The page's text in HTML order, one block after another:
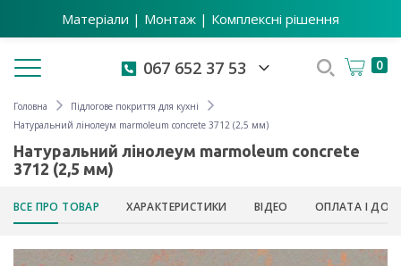
Матеріали | Монтаж | Комплексні рішення
Toggle navigation 067 652 37 53 0
Головна
Підлогове покриття для кухні
Натуральний лінолеум marmoleum concrete 3712 (2,5 мм)
Натуральний лінолеум marmoleum concrete
3712 (2,5 мм)
ВСЕ ПРО ТОВАР ХАРАКТЕРИСТИКИ ВІДЕО ОПЛАТА І